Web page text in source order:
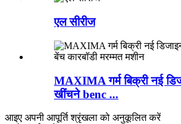
एल सीरीज
MAXIMA गर्म बिक्री नई
खींचने benc ...
आइए अपनी आपूर्ति श्रृंखला को अनुकूलित करें